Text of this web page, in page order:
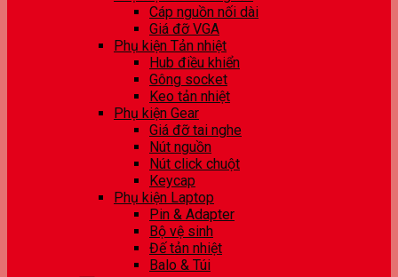
Cáp nguồn nối dài
Giá đỡ VGA
Phụ kiện Tản nhiệt
Hub điều khiển
Gông socket
Keo tản nhiệt
Phụ kiện Gear
Giá đỡ tai nghe
Nút nguồn
Nút click chuột
Keycap
Phụ kiện Laptop
Pin & Adapter
Bộ vệ sinh
Đế tản nhiệt
Balo & Túi